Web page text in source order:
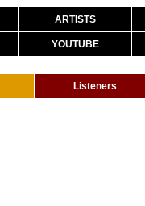
ARTISTS
YOUTUBE
Listeners